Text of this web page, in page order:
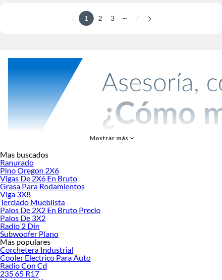
1 2 3 ... 7
Las engrapadoras y grapas son herramientas esenciales para tapicería,
carpintería y construcción. Permiten fijar materiales de forma rápida y segura,
desde telas y cartón hasta madera dura. Encuentra más de 240 productos en
modelos manuales, eléctricos y neumáticos de marcas como Stanley, Ubermann,
DeWalt, Arrow y Total Tools, con precios desde $2.880 hasta $219.990.
Tipos de engrapadoras
Engrapadoras manuales
Ideales para trabajos de tapicería y proyectos del hogar. Ofrecen control preciso
y portabilidad sin necesidad de electricidad ni compresor.
Engrapadoras eléctricas
Mostrar más
Mas buscados
Ranurado
Pino Oregon 2X6
Vigas De 2X6 En Bruto
Grasa Para Rodamientos
Viga 3X8
Terciado Mueblista
Palos De 2X2 En Bruto Precio
Palos De 3X2
Radio 2 Din
Subwoofer Plano
Mas populares
Corchetera Industrial
Cooler Electrico Para Auto
Radio Con Cd
235 65 R17